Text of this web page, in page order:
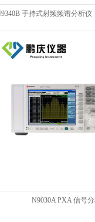
N9030A PXA 信号